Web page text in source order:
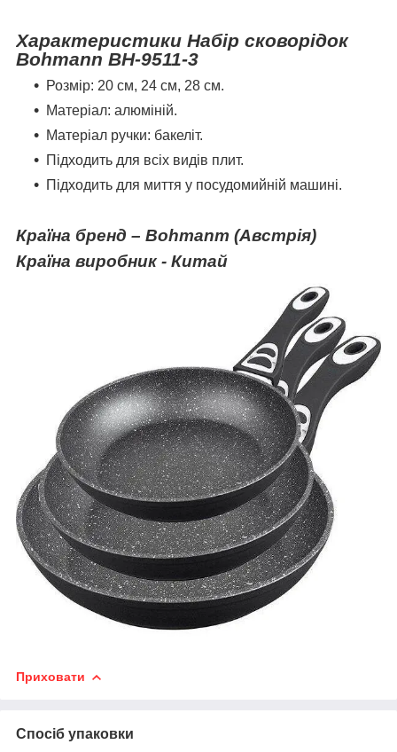
Характеристики Набір сковорідок
Bohmann BH-9511-3
Розмір: 20 см, 24 см, 28 см.
Матеріал: алюміній.
Матеріал ручки: бакеліт.
Підходить для всіх видів плит.
Підходить для миття у посудомийній машині.
Країна бренд – Bohmanт (Австрія)
Країна виробник - Китай
Приховати
Спосіб упаковки